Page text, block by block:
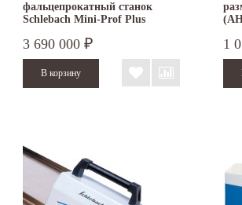
фальцепрокатный станок
Schlebach Mini-Prof Plus
3 690 000 ₽ 1